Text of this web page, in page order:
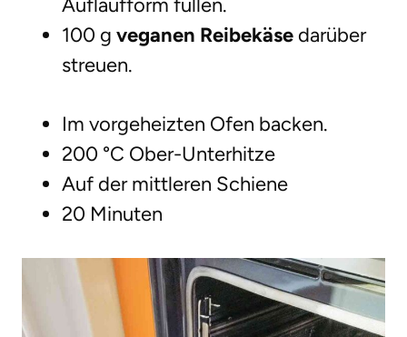
Auflaufform füllen.
100 g veganen Reibekäse darüber
streuen.
Im vorgeheizten Ofen backen.
200 °C Ober-Unterhitze
Auf der mittleren Schiene
20 Minuten